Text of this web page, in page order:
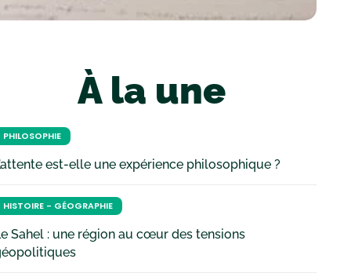
À la une
PHILOSOPHIE
est-elle une expérience philosophique ?
HISTOIRE - GÉOGRAPHIE
Sahel : une région au cœur des tensions